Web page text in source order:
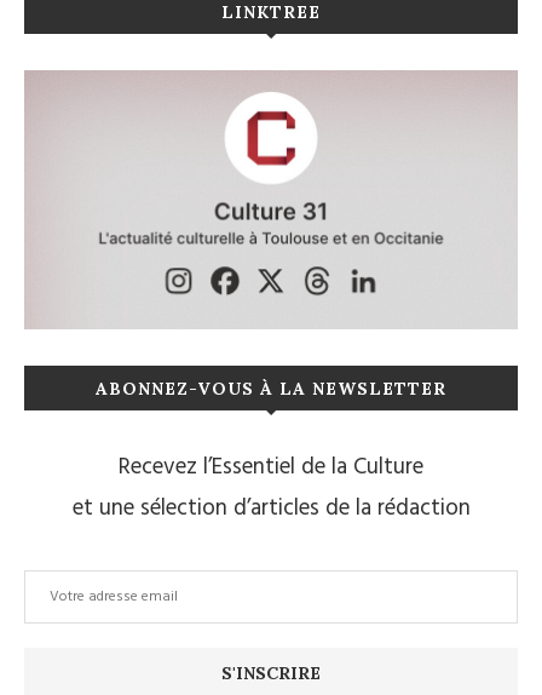
LINKTREE
ABONNEZ-VOUS À LA NEWSLETTER
Recevez l’Essentiel de la Culture
et une sélection d’articles de la rédaction